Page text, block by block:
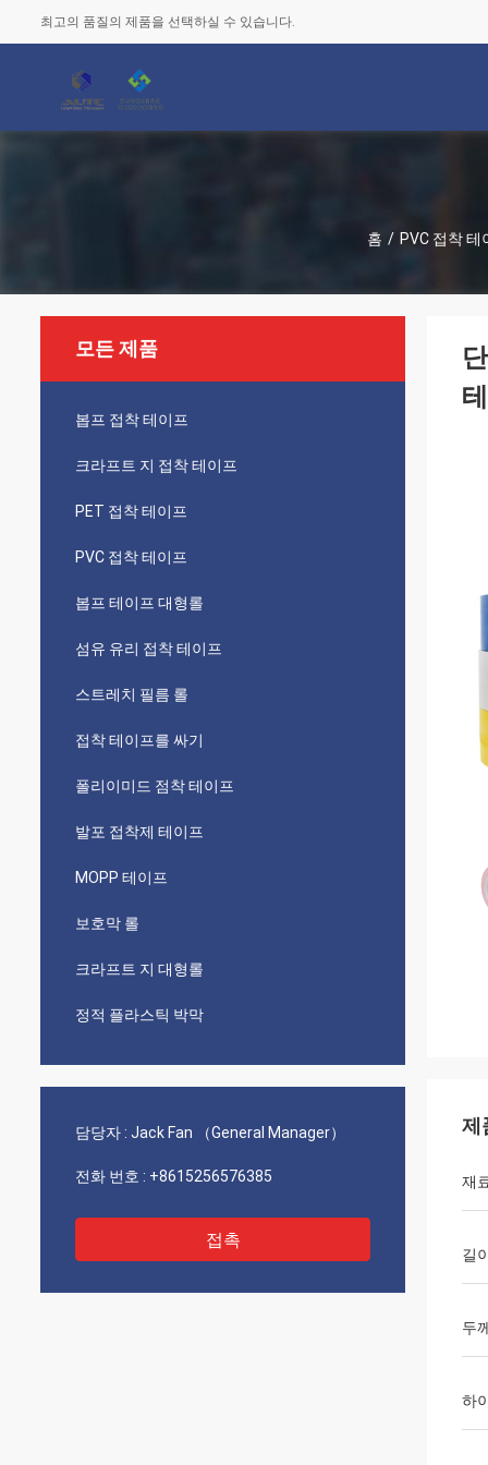
최고의 품질의 제품을 선택하실 수 있습니다.
홈 / PVC 접착 테
모든 제품
봅프 접착 테이프
크라프트 지 접착 테이프
PET 접착 테이프
PVC 접착 테이프
봅프 테이프 대형롤
섬유 유리 접착 테이프
스트레치 필름 롤
접착 테이프를 싸기
폴리이미드 점착 테이프
발포 접착제 테이프
MOPP 테이프
보호막 롤
크라프트 지 대형롤
정적 플라스틱 박막
담당자 : Jack Fan （General Manager）
전화 번호 : +8615256576385
접촉
제
재
길
두
하